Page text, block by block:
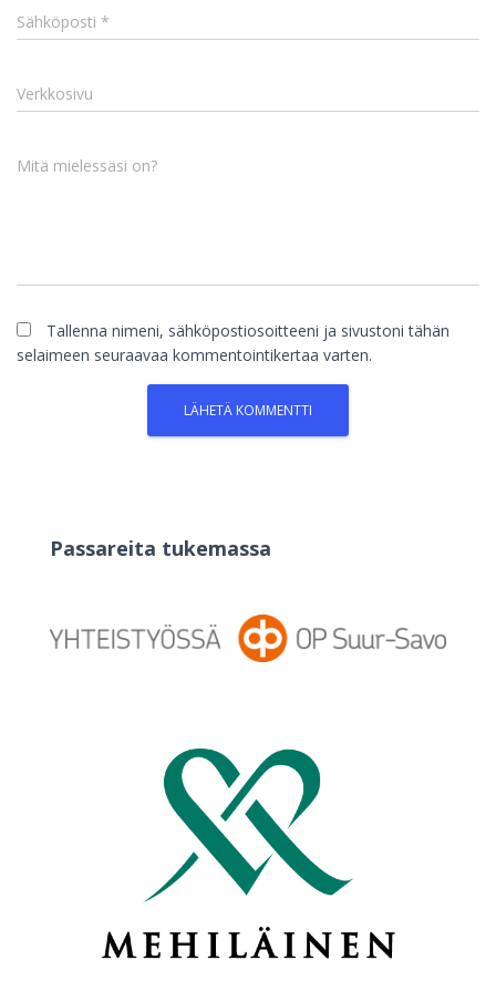
Sähköposti *
Verkkosivu
Mitä mielessäsi on?
Tallenna nimeni, sähköpostiosoitteeni ja sivustoni tähän
selaimeen seuraavaa kommentointikertaa varten.
Passareita tukemassa